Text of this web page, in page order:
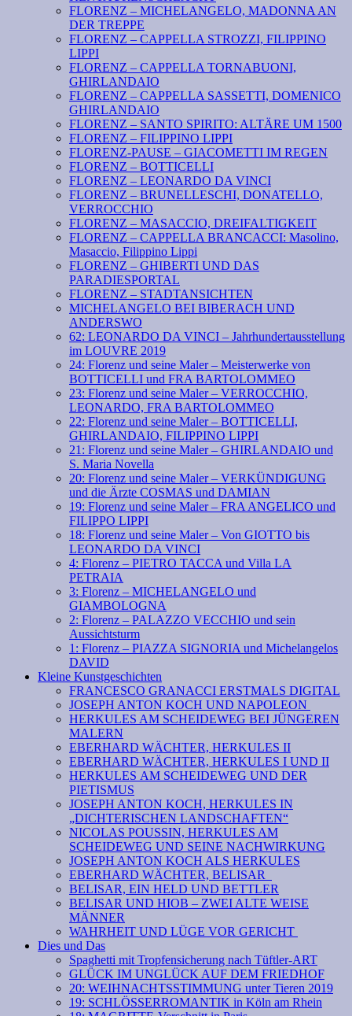
FLORENZ – MICHELANGELO, MADONNA AN
DER TREPPE
FLORENZ – CAPPELLA STROZZI, FILIPPINO
LIPPI
FLORENZ – CAPPELLA TORNABUONI,
GHIRLANDAIO
FLORENZ – CAPPELLA SASSETTI, DOMENICO
GHIRLANDAIO
FLORENZ – SANTO SPIRITO: ALTÄRE UM 1500
FLORENZ – FILIPPINO LIPPI
FLORENZ-PAUSE – GIACOMETTI IM REGEN
FLORENZ – BOTTICELLI
FLORENZ – LEONARDO DA VINCI
FLORENZ – BRUNELLESCHI, DONATELLO,
VERROCCHIO
FLORENZ – MASACCIO, DREIFALTIGKEIT
FLORENZ – CAPPELLA BRANCACCI: Masolino,
Masaccio, Filippino Lippi
FLORENZ – GHIBERTI UND DAS
PARADIESPORTAL
FLORENZ – STADTANSICHTEN
MICHELANGELO BEI BIBERACH UND
ANDERSWO
62: LEONARDO DA VINCI – Jahrhundertausstellung
im LOUVRE 2019
24: Florenz und seine Maler – Meisterwerke von
BOTTICELLI und FRA BARTOLOMMEO
23: Florenz und seine Maler – VERROCCHIO,
LEONARDO, FRA BARTOLOMMEO
22: Florenz und seine Maler – BOTTICELLI,
GHIRLANDAIO, FILIPPINO LIPPI
21: Florenz und seine Maler – GHIRLANDAIO und
S. Maria Novella
20: Florenz und seine Maler – VERKÜNDIGUNG
und die Ärzte COSMAS und DAMIAN
19: Florenz und seine Maler – FRA ANGELICO und
FILIPPO LIPPI
18: Florenz und seine Maler – Von GIOTTO bis
LEONARDO DA VINCI
4: Florenz – PIETRO TACCA und Villa LA
PETRAIA
3: Florenz – MICHELANGELO und
GIAMBOLOGNA
2: Florenz – PALAZZO VECCHIO und sein
Aussichtsturm
1: Florenz – PIAZZA SIGNORIA und Michelangelos
DAVID
Kleine Kunstgeschichten
FRANCESCO GRANACCI ERSTMALS DIGITAL
JOSEPH ANTON KOCH UND NAPOLEON
HERKULES AM SCHEIDEWEG BEI JÜNGEREN
MALERN
EBERHARD WÄCHTER, HERKULES II
EBERHARD WÄCHTER, HERKULES I UND II
HERKULES AM SCHEIDEWEG UND DER
PIETISMUS
JOSEPH ANTON KOCH, HERKULES IN
„DICHTERISCHEN LANDSCHAFTEN“
NICOLAS POUSSIN, HERKULES AM
SCHEIDEWEG UND SEINE NACHWIRKUNG
JOSEPH ANTON KOCH ALS HERKULES
EBERHARD WÄCHTER, BELISAR
BELISAR, EIN HELD UND BETTLER
BELISAR UND HIOB – ZWEI ALTE WEISE
MÄNNER
WAHRHEIT UND LÜGE VOR GERICHT
Dies und Das
Spaghetti mit Tropfensicherung nach Tüftler-ART
GLÜCK IM UNGLÜCK AUF DEM FRIEDHOF
20: WEIHNACHTSSTIMMUNG unter Tieren 2019
19: SCHLÖSSERROMANTIK in Köln am Rhein